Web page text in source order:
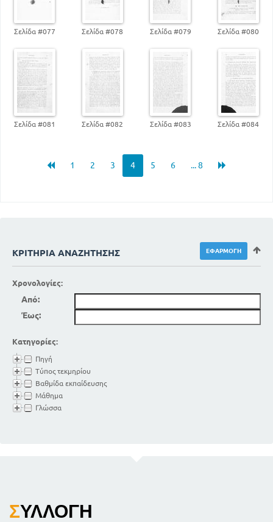
Σελίδα #077 Σελίδα #078 Σελίδα #079 Σελίδα #080
Σελίδα #081 Σελίδα #082 Σελίδα #083 Σελίδα #084
1 2 3 4 5 6 ... 8
ΚΡΙΤΉΡΙΑ ΑΝΑΖΉΤΗΣΗΣ
Χρονολογίες:
Από:
Έως:
Κατηγορίες:
Πηγή
Τύπος τεκμηρίου
Βαθμίδα εκπαίδευσης
Μάθημα
Γλώσσα
ΣΥΛΛΟΓΉ